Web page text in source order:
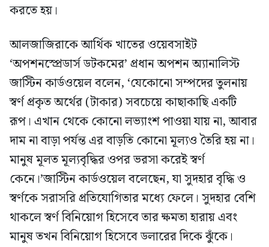
করতে হয়।
আলজাজিরাকে আর্থিক খাতের ওয়েবসাইট
‘অপশনস্প্রেডার্স ডটকমের’ প্রধান অপশন অ্যানালিস্ট
জাস্টিন কার্ডওয়েল বলেন, ‘যেকোনো সম্পদের তুলনায়
স্বর্ণ প্রকৃত অর্থের (টাকার) সবচেয়ে কাছাকাছি একটি
রূপ। এখান থেকে কোনো লভ্যাংশ পাওয়া যায় না, আবার
দাম না বাড়া পর্যন্ত এর বাড়তি কোনো মূল্যও তৈরি হয় না।
মানুষ মূলত মূল্যবৃদ্ধির ওপর ভরসা করেই স্বর্ণ
কেনে।’জাস্টিন কার্ডওয়েল বলেছেন, যা সুদহার বৃদ্ধি ও
স্বর্ণকে সরাসরি প্রতিযোগিতার মধ্যে ফেলে। সুদহার বেশি
থাকলে স্বর্ণ বিনিয়োগ হিসেবে তার ক্ষমতা হারায় এবং
মানুষ তখন বিনিয়োগ হিসেবে ডলারের দিকে ঝুঁকে।